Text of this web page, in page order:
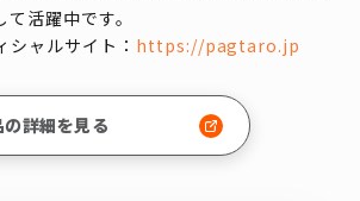
活躍中です。
シャルサイト： https://pagtaro.jp
の詳細を見る